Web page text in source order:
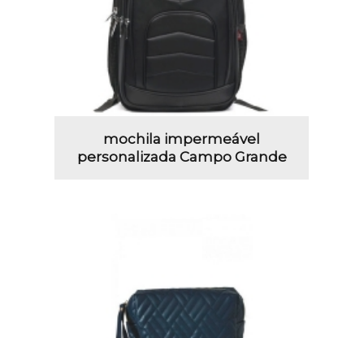
mochila impermeável
personalizada Campo Grande